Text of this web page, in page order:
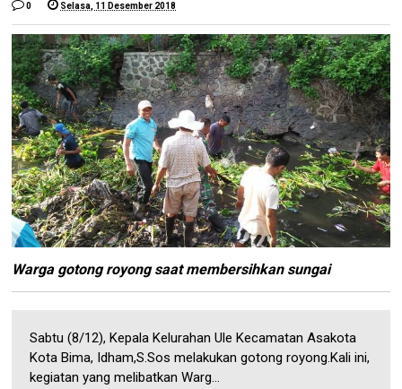
0 Selasa, 11 Desember 2018
Warga gotong royong saat membersihkan sungai
Sabtu (8/12), Kepala Kelurahan Ule Kecamatan Asakota
Kota Bima, Idham,S.Sos melakukan gotong royong.Kali ini,
kegiatan yang melibatkan Warg...